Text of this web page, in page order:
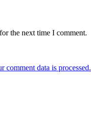
the next time I comment.
comment data is processed.